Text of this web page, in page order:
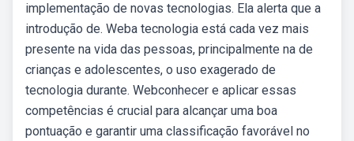
implementação de novas tecnologias. Ela alerta que a
introdução de. Weba tecnologia está cada vez mais
presente na vida das pessoas, principalmente na de
crianças e adolescentes, o uso exagerado de
tecnologia durante. Webconhecer e aplicar essas
competências é crucial para alcançar uma boa
pontuação e garantir uma classificação favorável no